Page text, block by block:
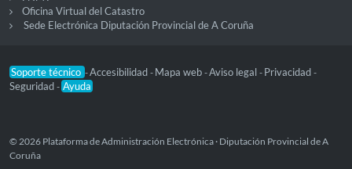
Oficina Virtual del Catastro
Sede Electrónica Diputación Provincial de A Coruña
Soporte técnico -Accesibilidad - Mapa web -Aviso legal - Privacidad -
Seguridad - Ayuda
© 2026 Plataforma de Administración Electrónica · Diputación Provincial de A
Coruña